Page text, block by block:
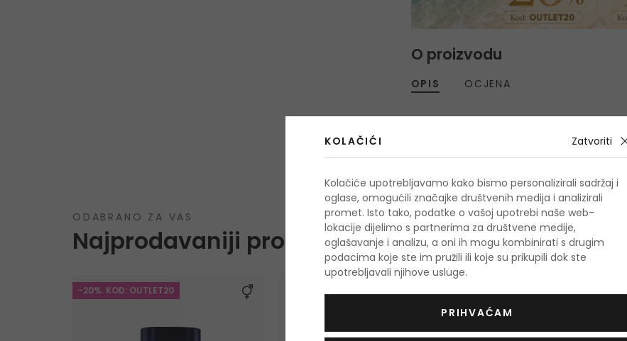
O proizvodu
OPIS
Srednja zaštita SPF 15-
Tekstura
Mlijeko,
OCJENA
ODABRANO ZA VAS
Najprodavaniji proizvodi
-20%. KOD: OUTLET20
KOLAČIĆI Zatvoriti
Kolačiće upotrebljavamo kako bismo personalizirali sadržaj i
oglase, omogućili značajke društvenih medija i analizirali
promet. Isto tako, podatke o vašoj upotrebi naše web-
lokacije dijelimo s partnerima za društvene medije,
oglašavanje i analizu, a oni ih mogu kombinirati s drugim
podacima koje ste im pružili ili koje su prikupili dok ste
upotrebljavali njihove usluge.
PRIHVAĆAM